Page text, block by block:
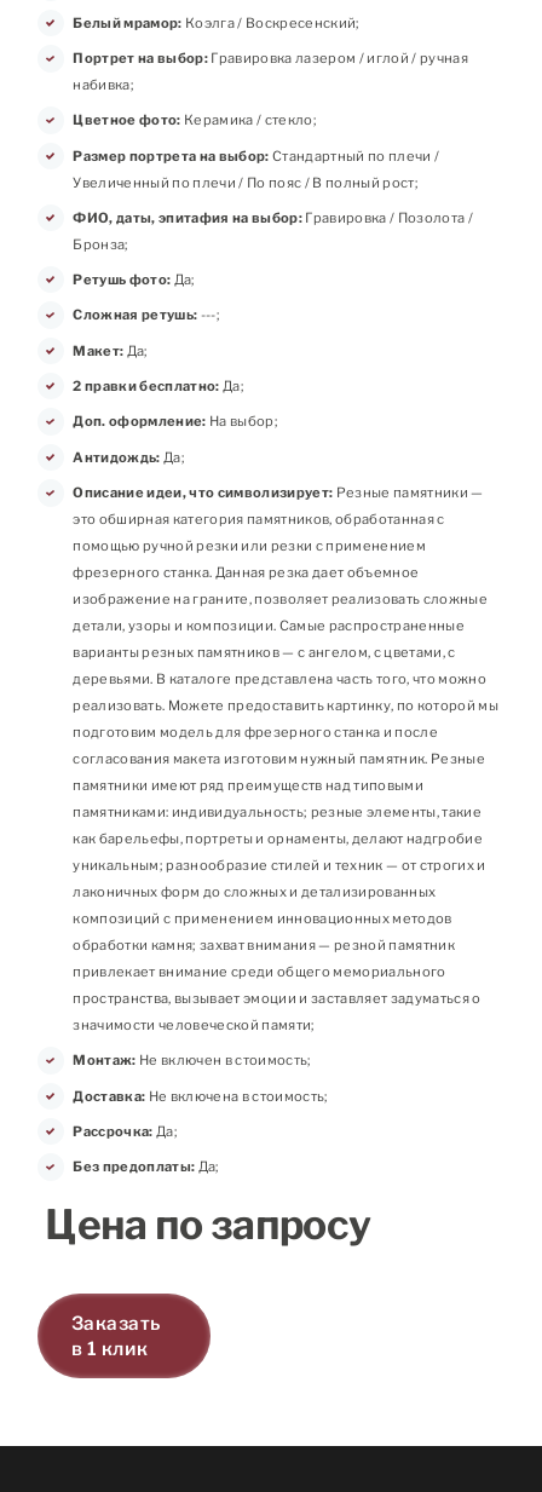
Белый мрамор: Коэлга / Воскресенский;
Портрет на выбор:Гравировка лазером / иглой / ручная
набивка;
Цветное фото: Керамика / стекло;
Размер портрета на выбор: Стандартный по плечи /
Увеличенный по плечи / По пояс / В полный рост;
ФИО, даты, эпитафия на выбор:Гравировка / Позолота /
Бронза;
Ретушь фото: Да;
Сложная ретушь: ---;
Макет: Да;
2 правки бесплатно: Да;
Доп. оформление: На выбор;
Антидождь: Да;
Описание идеи, что символизирует: Резные памятники —
это обширная категория памятников, обработанная с
помощью ручной резки или резки с применением
фрезерного станка. Данная резка дает объемное
изображение на граните, позволяет реализовать сложные
детали, узоры и композиции. Самые распространенные
варианты резных памятников — с ангелом, с цветами, с
деревьями. В каталоге представлена часть того, что можно
реализовать. Можете предоставить картинку, по которой мы
подготовим модель для фрезерного станка и после
согласования макета изготовим нужный памятник. Резные
памятники имеют ряд преимуществ над типовыми
памятниками: индивидуальность; резные элементы, такие
как барельефы, портреты и орнаменты, делают надгробие
уникальным; разнообразие стилей и техник — от строгих и
лаконичных форм до сложных и детализированных
композиций с применением инновационных методов
обработки камня; захват внимания — резной памятник
привлекает внимание среди общего мемориального
пространства, вызывает эмоции и заставляет задуматься о
значимости человеческой памяти;
Монтаж: Не включен в стоимость;
Доставка: Не включена в стоимость;
Рассрочка: Да;
Без предоплаты: Да;
Цена по запросу
Заказать
в 1 клик